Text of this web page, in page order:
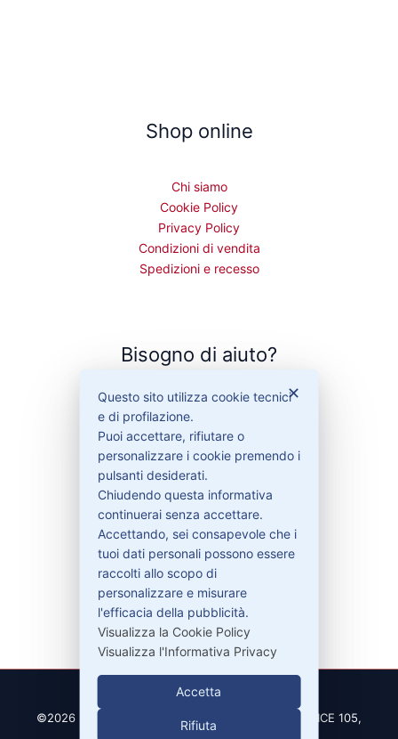
Shop online
Chi siamo
Cookie Policy
Privacy Policy
Condizioni di vendita
Spedizioni e recesso
Bisogno di aiuto?
Garanzie
Contatti
329-30.78.513
info@pitdriver.com
©2026 PitDriver | CROCO DEAL S.R.L. VIA DEL SALICE 105,
✕
Questo sito utilizza cookie tecnici
e di profilazione.
Puoi accettare, rifiutare o
personalizzare i cookie premendo i
pulsanti desiderati.
Chiudendo questa informativa
continuerai senza accettare.
Accettando, sei consapevole che i
tuoi dati personali possono essere
raccolti allo scopo di
personalizzare e misurare
l'efficacia della pubblicità.
Visualizza la Cookie Policy
Visualizza l'Informativa Privacy
Accetta
Rifiuta